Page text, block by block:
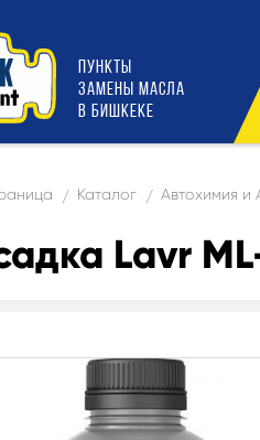
ПУНКТЫ
ЗАМЕНЫ МАСЛА
В БИШКЕКЕ
/ Каталог / Автохимия и
Lavr